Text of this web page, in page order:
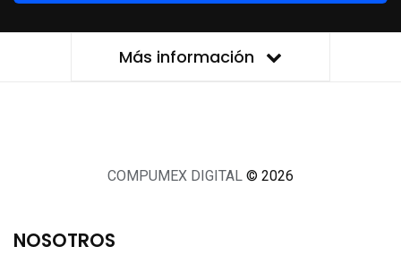
Más información
COMPUMEX DIGITAL © 2026
NOSOTROS